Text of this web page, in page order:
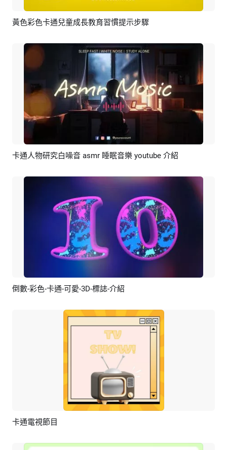
預覽 AI剪同款
黃色彩色卡通兒童成長教育習慣提示步驟
預覽 編輯
卡通人物研究白噪音 asmr 睡眠音樂 youtube 介紹
預覽
倒數-彩色-卡通-可愛-3D-標誌-介紹
卡通電視節目